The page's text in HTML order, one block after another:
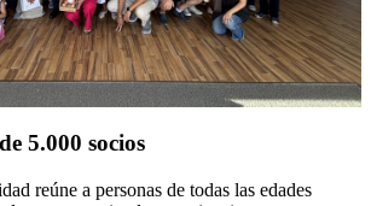
5.000 socios
reúne a personas de todas las edades